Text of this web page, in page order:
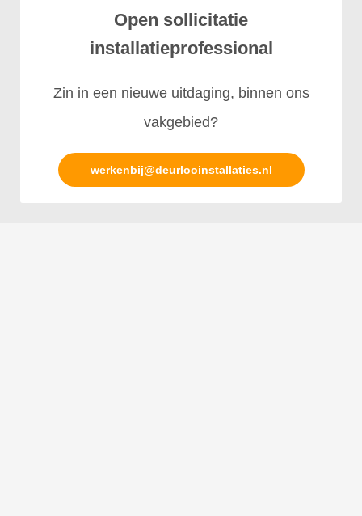
Open sollicitatie
installatieprofessional
Zin in een nieuwe uitdaging, binnen ons
vakgebied?
werkenbij@deurlooinstallaties.nl